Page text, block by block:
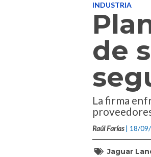
INDUSTRIA
de
La firma
Raúl Farías | 18/
Jaguar